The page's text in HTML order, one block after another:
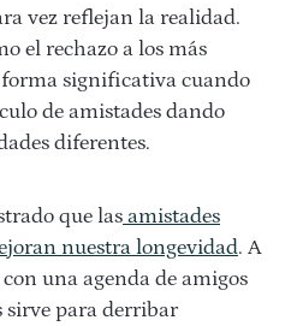
vez reflejan la realidad.
el rechazo a los más
forma significativa cuando
de amistades dando
diferentes.
que las amistades
nuestra longevidad. A
una agenda de amigos
sirve para derribar